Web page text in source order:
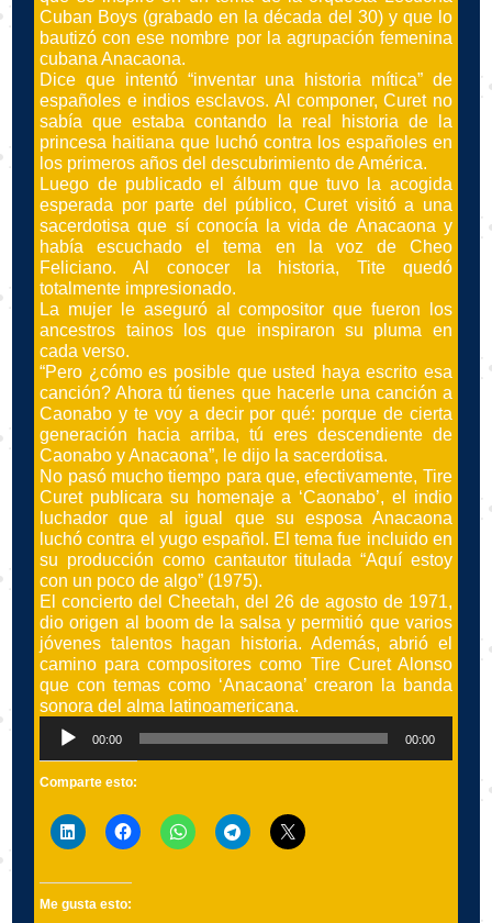
Cuban Boys (grabado en la década del 30) y que lo
bautizó con ese nombre por la agrupación femenina
cubana Anacaona.
Dice que intentó “inventar una historia mítica” de
españoles e indios esclavos. Al componer, Curet no
sabía que estaba contando la real historia de la
princesa haitiana que luchó contra los españoles en
los primeros años del descubrimiento de América.
Luego de publicado el álbum que tuvo la acogida
esperada por parte del público, Curet visitó a una
sacerdotisa que sí conocía la vida de Anacaona y
había escuchado el tema en la voz de Cheo
Feliciano. Al conocer la historia, Tite quedó
totalmente impresionado.
La mujer le aseguró al compositor que fueron los
ancestros tainos los que inspiraron su pluma en
cada verso.
“Pero ¿cómo es posible que usted haya escrito esa
canción? Ahora tú tienes que hacerle una canción a
Caonabo y te voy a decir por qué: porque de cierta
generación hacia arriba, tú eres descendiente de
Caonabo y Anacaona”, le dijo la sacerdotisa.
No pasó mucho tiempo para que, efectivamente, Tire
Curet publicara su homenaje a ‘Caonabo’, el indio
luchador que al igual que su esposa Anacaona
luchó contra el yugo español. El tema fue incluido en
su producción como cantautor titulada “Aquí estoy
con un poco de algo” (1975).
El concierto del Cheetah, del 26 de agosto de 1971,
dio origen al boom de la salsa y permitió que varios
jóvenes talentos hagan historia. Además, abrió el
camino para compositores como Tire Curet Alonso
que con temas como ‘Anacaona’ crearon la banda
sonora del alma latinoamericana.
Reproductor
audio
00:00 00:00
Comparte esto:
Me gusta esto: